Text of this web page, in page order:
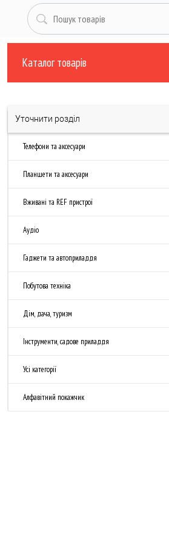
Каталог товарів
Уточнити розділ
Телефони та аксесуари
Планшети та аксесуари
Вживані та REF пристрої
Аудіо
Гаджети та автоприладдя
Побутова техніка
Дім, дача, туризм
Інструменти, садове приладдя
Усі категорії
Алфавітний покажчик